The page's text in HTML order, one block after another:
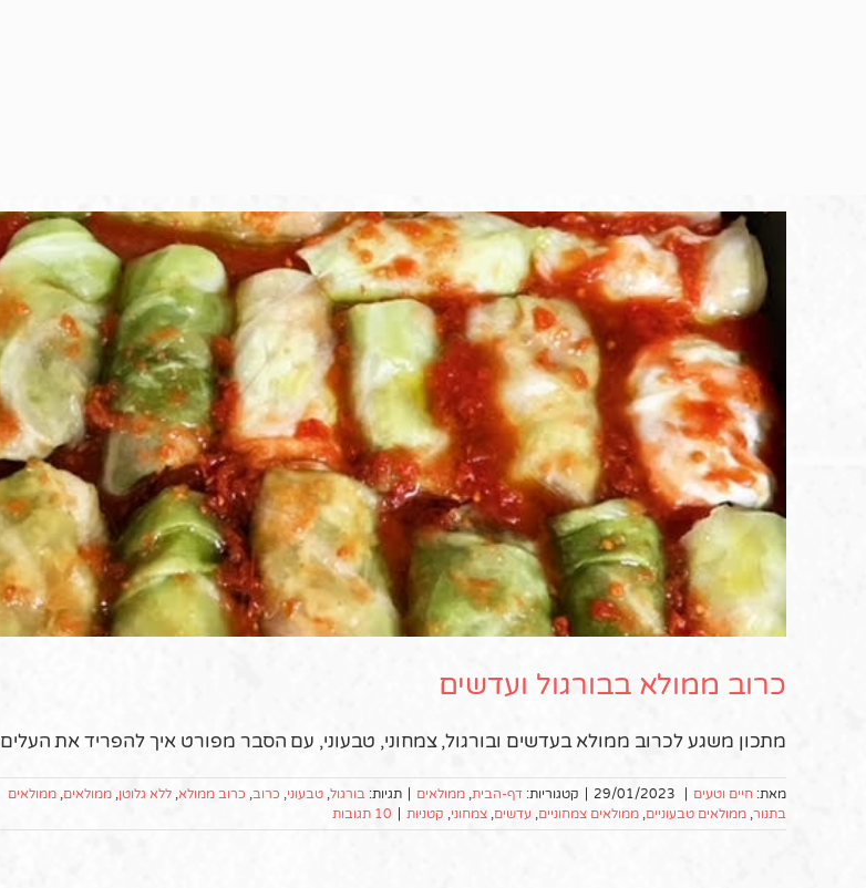
כרוב ממולא בבורגול ועדשים
מתכון משגע לכרוב ממולא בעדשים ובורגול, צמחוני, טבעוני, עם הסבר מפורט איך להפריד את העלים
מאת: חיים וטעים 29/01/2023 קטגוריות: דף-הבית, ממולאים תגיות: בורגול, טבעוני, כרוב, כרוב ממולא, ללא גלוטן, ממולאים, ממולאים
בתנור, ממולאים טבעוניים, ממולאים צמחוניים, עדשים, צמחוני, קטניות 10 תגובות